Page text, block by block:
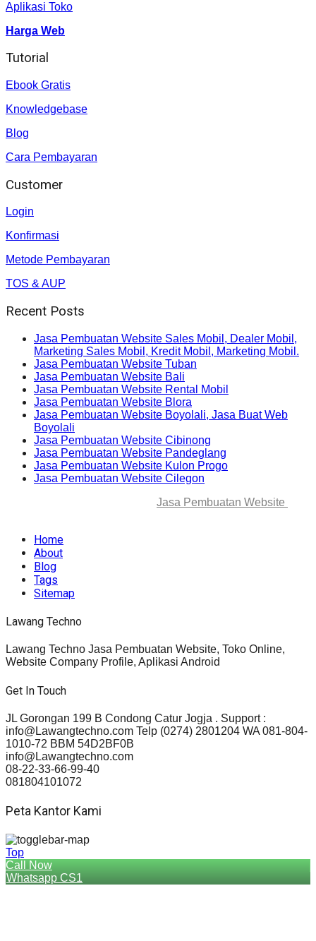
Aplikasi Toko
Harga Web
Tutorial
Ebook Gratis
Knowledgebase
Blog
Cara Pembayaran
Customer
Login
Konfirmasi
Metode Pembayaran
TOS & AUP
Recent Posts
Jasa Pembuatan Website Sales Mobil, Dealer Mobil,
Marketing Sales Mobil, Kredit Mobil, Marketing Mobil.
Jasa Pembuatan Website Tuban
Jasa Pembuatan Website Bali
Jasa Pembuatan Website Rental Mobil
Jasa Pembuatan Website Blora
Jasa Pembuatan Website Boyolali, Jasa Buat Web
Boyolali
Jasa Pembuatan Website Cibinong
Jasa Pembuatan Website Pandeglang
Jasa Pembuatan Website Kulon Progo
Jasa Pembuatan Website Cilegon
Jasa Pembuatan Website
Home
About
Blog
Tags
Sitemap
Lawang Techno
Lawang Techno Jasa Pembuatan Website, Toko Online,
Website Company Profile, Aplikasi Android
Get In Touch
JL Gorongan 199 B Condong Catur Jogja . Support :
info@Lawangtechno.com Telp (0274) 2801204 WA 081-804-
1010-72 BBM 54D2BF0B
info@Lawangtechno.com
08-22-33-66-99-40
081804101072
Peta Kantor Kami
Top
Call Now
Whatsapp CS1